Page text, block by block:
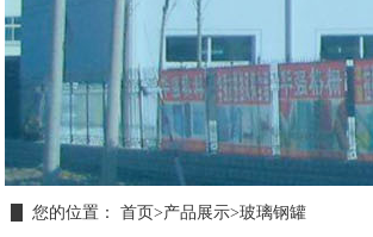
您的位置： 首页>产品展示>玻璃钢罐